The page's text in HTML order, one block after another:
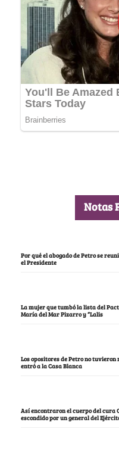
Notas
Por qué el abogado de Petro se
el Presidente
La mujer que tumbó la lista del
María del Mar Pizarro y “Lalis
Los opositores de Petro no
entró a la Casa Blanca
Así encontraron el cuerpo del cura
escondido por un general del